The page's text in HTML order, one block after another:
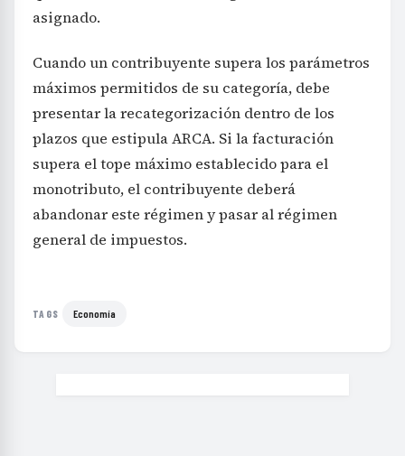
asignado.
Cuando un contribuyente supera los parámetros
máximos permitidos de su categoría, debe
presentar la recategorización dentro de los
plazos que estipula ARCA. Si la facturación
supera el tope máximo establecido para el
monotributo, el contribuyente deberá
abandonar este régimen y pasar al régimen
general de impuestos.
TAGS Economía